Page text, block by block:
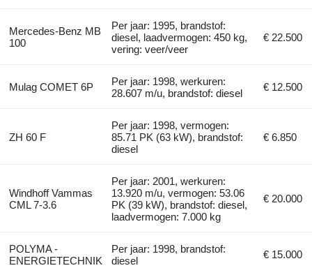
Mercedes-Benz MB
100
Per jaar: 1995, brandstof:
diesel, laadvermogen: 450 kg,
vering: veer/veer
€ 22.500
Mulag COMET 6P
Per jaar: 1998, werkuren:
28.607 m/u, brandstof: diesel
€ 12.500
ZH 60 F
Per jaar: 1998, vermogen:
85.71 PK (63 kW), brandstof:
diesel
€ 6.850
Windhoff Vammas
CML 7-3.6
Per jaar: 2001, werkuren:
13.920 m/u, vermogen: 53.06
PK (39 kW), brandstof: diesel,
laadvermogen: 7.000 kg
€ 20.000
POLYMA -
ENERGIETECHNIK
Per jaar: 1998, brandstof:
diesel
€ 15.000